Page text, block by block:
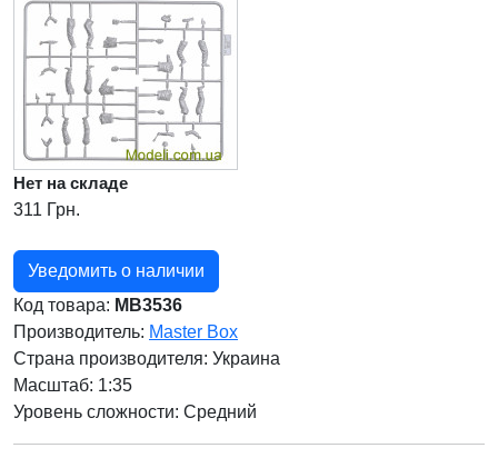
Нет на складе
311 Грн.
Уведомить о наличии
Код товара: MB3536
Производитель: Master Box
Страна производителя: Украина
Масштаб: 1:35
Уровень сложности: Cредний